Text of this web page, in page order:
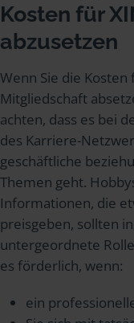
Kosten für
abzusetzen
Wenn Sie die
Mitgliedschaft
achten, dass es bei
des Karriere-
geschäftliche
Themen geht.
Informationen, die
preisgeben, sollten
untergeordnete
es förderlich, wenn:
ein